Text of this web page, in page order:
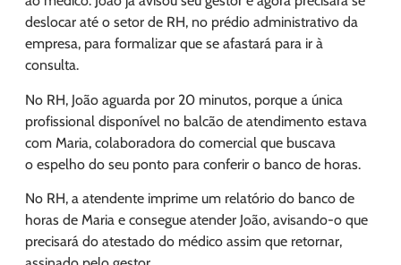
deslocar até o setor de RH, no prédio administrativo da
empresa, para formalizar que se afastará para ir à
consulta.
No RH, João aguarda por 20 minutos, porque a única
profissional disponível no balcão de atendimento estava
com Maria, colaboradora do comercial que buscava
o espelho do seu ponto para conferir o banco de horas.
No RH, a atendente imprime um relatório do banco de
horas de Maria e consegue atender João, avisando-o que
precisará do atestado do médico assim que retornar,